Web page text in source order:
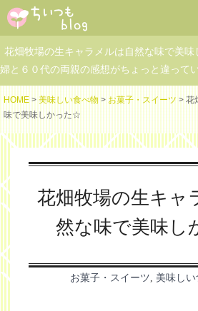
花畑牧場の生キャラメルは自然な味で美
婦と６０代の両親の感想がちょっと違って
HOME > 美味しい食べ物 > お菓子・スイーツ > 花
味で美味しかった☆
花畑牧場の生キャ
然な味で美味
お菓子・スイーツ, 美味しい